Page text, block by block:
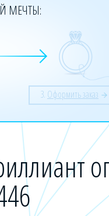
МЕЧТЫ:
3. Оформить заказ